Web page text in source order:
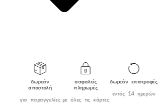
δωρεάν
αποστολή
για παραγγελίες
ασφαλείς
πληρωμές
με όλες τις κάρτες
δωρεάν επιστροφές
εντός 14 ημερών